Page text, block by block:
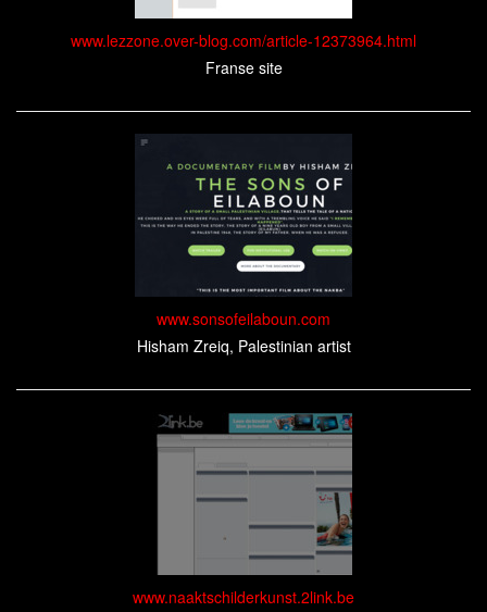
www.lezzone.over-blog.com/article-12373964.html
Franse site
www.sonsofeilaboun.com
Hisham Zreiq, Palestinian artist
www.naaktschilderkunst.2link.be